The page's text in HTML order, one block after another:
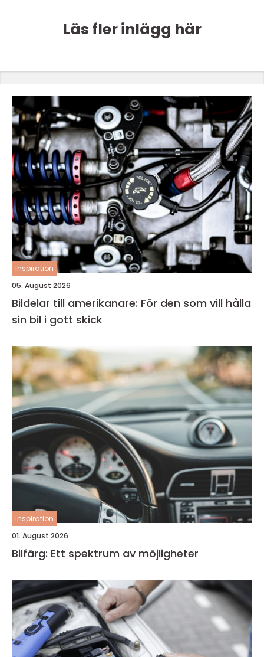
Läs fler inlägg här
inspiration
05. August 2026
Bildelar till amerikanare: För den som vill hålla
sin bil i gott skick
inspiration
01. August 2026
Bilfärg: Ett spektrum av möjligheter